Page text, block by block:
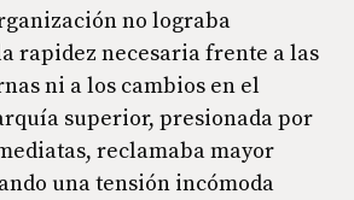
no lograba
rapidez necesaria frente a las
ni a los cambios en el
superior, presionada por
reclamaba mayor
una tensión incómoda